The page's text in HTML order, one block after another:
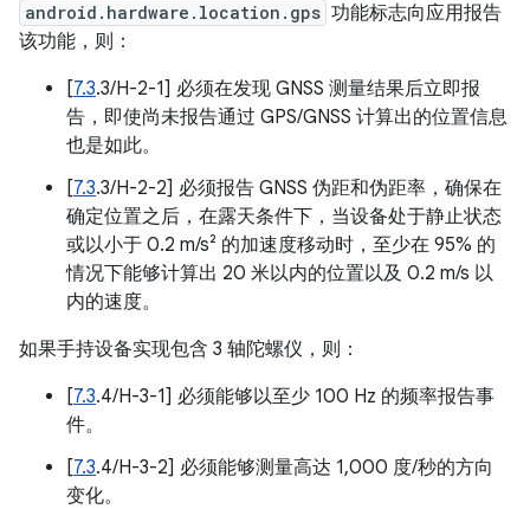
android.hardware.location.gps 功能标志向应用报告
该功能，则：
[7.3.3/H-2-1] 必须在发现 GNSS 测量结果后立即报
告，即使尚未报告通过 GPS/GNSS 计算出的位置信息
也是如此。
[7.3.3/H-2-2] 必须报告 GNSS 伪距和伪距率，确保在
确定位置之后，在露天条件下，当设备处于静止状态
或以小于 0.2 m/s² 的加速度移动时，至少在 95% 的
情况下能够计算出 20 米以内的位置以及 0.2 m/s 以
内的速度。
如果手持设备实现包含 3 轴陀螺仪，则：
[7.3.4/H-3-1] 必须能够以至少 100 Hz 的频率报告事
件。
[7.3.4/H-3-2] 必须能够测量高达 1,000 度/秒的方向
变化。